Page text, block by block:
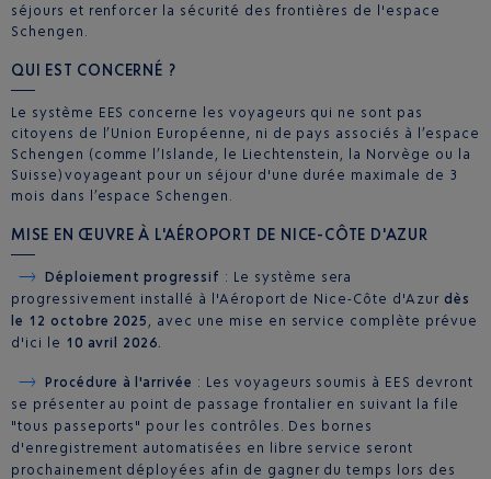
séjours et renforcer la sécurité des frontières de l'espace
Schengen.
QUI EST CONCERNÉ ?
Le système EES concerne les voyageurs qui ne sont pas
citoyens de l’Union Européenne, ni de pays associés à l’espace
Schengen (comme l’Islande, le Liechtenstein, la Norvège ou la
Suisse) voyageant pour un séjour d'une durée maximale de 3
mois dans l’espace Schengen.
MISE EN ŒUVRE À L'AÉROPORT DE NICE-CÔTE D'AZUR
Déploiement progressif : Le système sera
progressivement installé à l'Aéroport de Nice-Côte d'Azur dès
le 12 octobre 2025 , avec une mise en service complète prévue
d'ici le 10 avril 2026.
Procédure à l'arrivée : Les voyageurs soumis à EES devront
se présenter au point de passage frontalier en suivant la file
"tous passeports" pour les contrôles. Des bornes
d'enregistrement automatisées en libre service seront
prochainement déployées afin de gagner du temps lors des